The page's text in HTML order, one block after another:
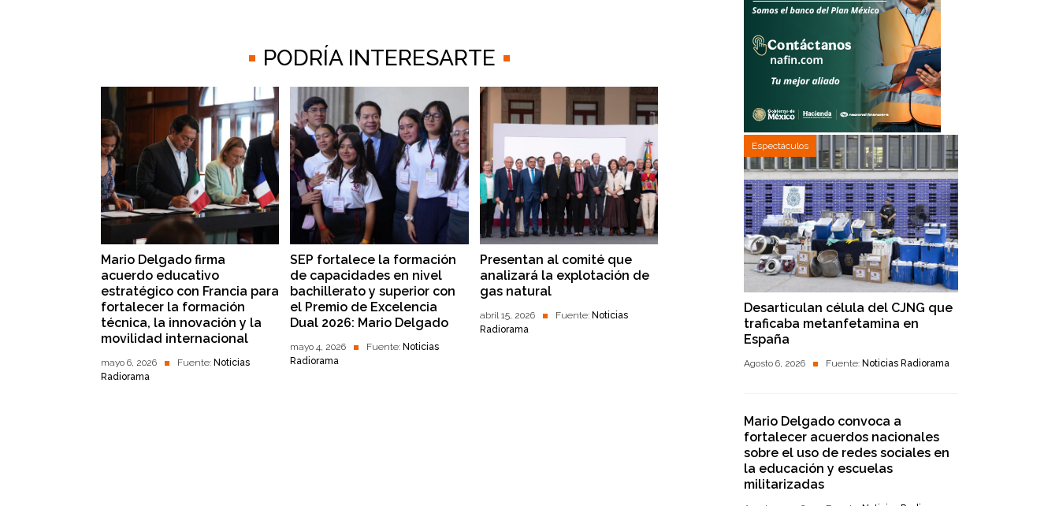
PODRÍA INTERESARTE
Mario Delgado firma
acuerdo educativo
estratégico con Francia para
fortalecer la formación
técnica, la innovación y la
movilidad internacional
mayo 6, 2026 Fuente: Noticias
Radiorama
SEP fortalece la formación
de capacidades en nivel
bachillerato y superior con
el Premio de Excelencia
Dual 2026: Mario Delgado
mayo 4, 2026 Fuente: Noticias
Radiorama
Presentan al comité que
analizará la explotación de
gas natural
abril 15, 2026 Fuente: Noticias
Radiorama
Espectáculos
Desarticulan célula del CJNG que
traficaba metanfetamina en
España
Agosto 6, 2026 Fuente: Noticias Radiorama
Mario Delgado convoca a
fortalecer acuerdos nacionales
sobre el uso de redes sociales en
la educación y escuelas
militarizadas